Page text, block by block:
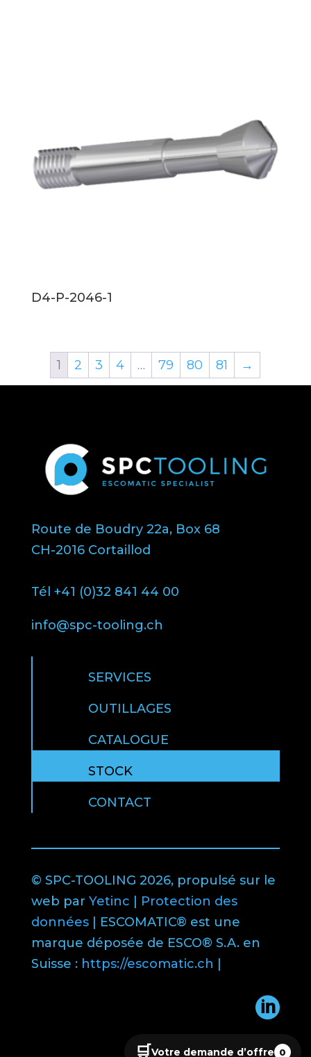
D4-P-2046-1
1 2 3 4 … 79 80 81 →
Route de Boudry 22a, Box 68
CH-2016 Cortaillod
Tél +41 (0)32 841 44 00
info@spc-tooling.ch
SERVICES
OUTILLAGES
CATALOGUE
STOCK
CONTACT
© SPC-TOOLING 2026, propulsé sur le
web par Yetinc
Protection des
données| ESCOMATIC® est une
marque déposée de ESCO® S.A. en
Suisse : https://escomatic.ch

🛒Votre demande d’offre 0